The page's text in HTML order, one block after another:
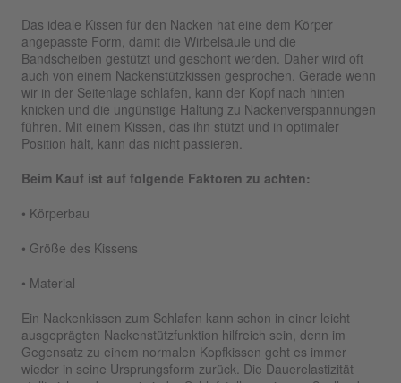
Das ideale Kissen für den Nacken hat eine dem Körper
angepasste Form, damit die Wirbelsäule und die
Bandscheiben gestützt und geschont werden. Daher wird oft
auch von einem Nackenstützkissen gesprochen. Gerade wenn
wir in der Seitenlage schlafen, kann der Kopf nach hinten
knicken und die ungünstige Haltung zu Nackenverspannungen
führen. Mit einem Kissen, das ihn stützt und in optimaler
Position hält, kann das nicht passieren.
Beim Kauf ist auf folgende Faktoren zu achten:
• Körperbau
• Größe des Kissens
• Material
Ein Nackenkissen zum Schlafen kann schon in einer leicht
ausgeprägten Nackenstützfunktion hilfreich sein, denn im
Gegensatz zu einem normalen Kopfkissen geht es immer
wieder in seine Ursprungsform zurück. Die Dauerelastizität